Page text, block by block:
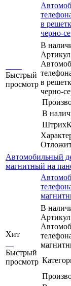
Быстрый
просмотр
в
черно-
В
в
черно-
В
Автомобильный
магнитный на
Хит
Быстрый
просмотр
В